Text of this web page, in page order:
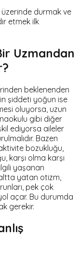
üzerinde durmak ve
etmek ilk
Uzmandan
beklenenden
şiddeti yoğun ise
oluyorsa, uzun
gibi diğer
ediyorsa aileler
Bazen
bozukluğu,
karşı olma karşı
yaşanan
yatan otizm,
pek çok
açar. Bu durumda
gerekir.